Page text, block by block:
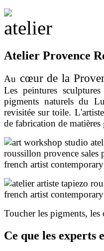
Atelier Provence
Au cœur de la
Les peintures
pigments naturels du
revisitée sur toile.
de fabrication de
Toucher les pigments, les
Ce que les experts